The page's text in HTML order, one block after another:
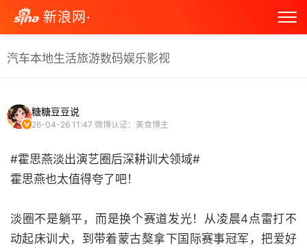
新浪网·
汽车本地生活旅游数码娱乐影视
糖糖豆豆说
26-04-26 11:47 微博认证：美食博主
#霍思燕淡出演艺圈后深耕训犬领域#
霍思燕也太值得夸了吧！
淡圈不是躺平，而是换个赛道发光！从凌晨4点雷打不
动起床训犬，到带着蒙古獒拿下国际赛事冠军，把爱好